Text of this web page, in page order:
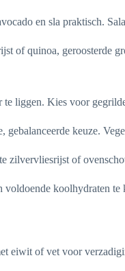
en sla praktisch.
of quinoa,
liggen. Kies voor
keuze.
of
koolhydraten
eiwit of vet voor